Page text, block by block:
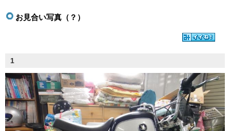
お見合い写真（？）
1